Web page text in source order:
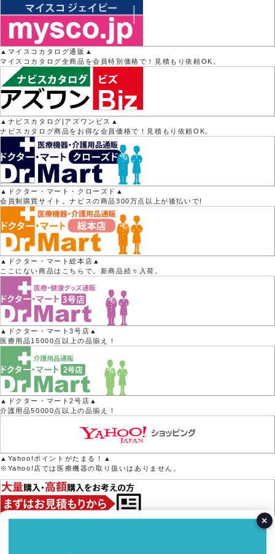
▲マイスコカタログ通販▲
マイスコカタログ全商品を会員特別価格で！見積もり依頼OK。
▲ナビスカタログ|アズワンビス▲
ナビスカタログ商品をお得な会員価格で！見積もり依頼OK。
▲ドクター・マート・クローズド▲
会員制購買サイト。ナビスの商品300万点以上が後払いで!
▲ドクター・マート総本店▲
ここにない商品はこちらで。新商品続々入荷。
▲ドクター・マート3号店▲
医療用品15000点以上の品揃え！
▲ドクター・マート2号店▲
介護用品50000点以上の品揃え！
▲Yahoo!ポイントがたまる！▲
※Yahoo!店では医療機器の取り扱いはありません。
×